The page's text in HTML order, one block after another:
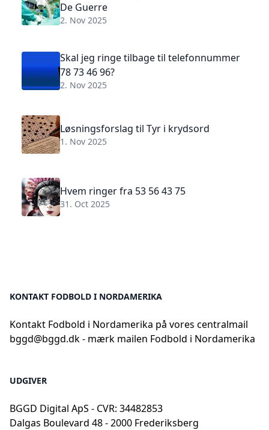
De Guerre
2. Nov 2025
Skal jeg ringe tilbage til telefonnummer
78 73 46 96?
2. Nov 2025
Løsningsforslag til Tyr i krydsord
1. Nov 2025
Hvem ringer fra 53 56 43 75
31. Oct 2025
KONTAKT FODBOLD I NORDAMERIKA
Kontakt Fodbold i Nordamerika på vores centralmail
bggd@bggd.dk- mærk mailen Fodbold i Nordamerika
UDGIVER
BGGD Digital ApS - CVR: 34482853
Dalgas Boulevard 48 - 2000 Frederiksberg